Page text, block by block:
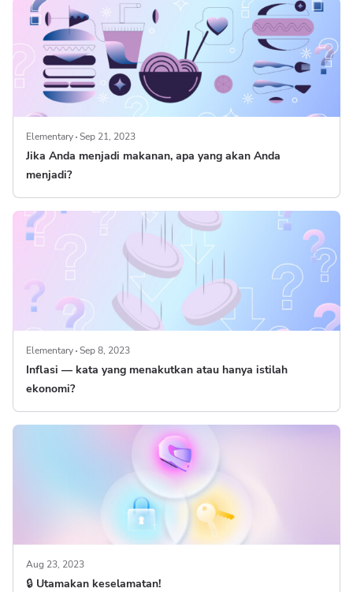
Elementary Sep 21, 2023
Jika Anda menjadi makanan, apa yang akan Anda
menjadi?
Elementary Sep 8, 2023
Inflasi — kata yang menakutkan atau hanya istilah
ekonomi?
Aug 23, 2023
🔒 Utamakan keselamatan!